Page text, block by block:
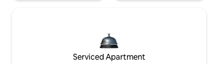
Serviced Apartment